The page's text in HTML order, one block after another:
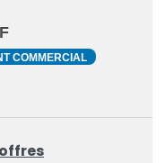
COMMERCIAL